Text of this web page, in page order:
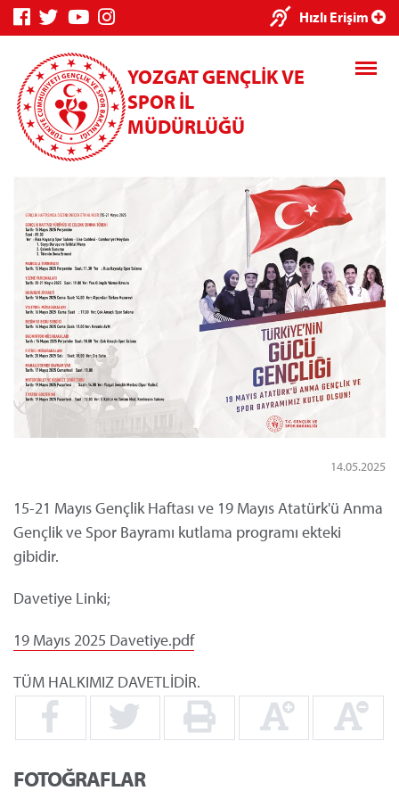
Hızlı Erişim
YOZGAT GENÇLİK VE
SPOR İL
MÜDÜRLÜĞÜ
14.05.2025
15-21 Mayıs Gençlik Haftası ve 19 Mayıs Atatürk'ü Anma
Gençlik ve Spor Bayramı kutlama programı ekteki
gibidir.
Davetiye Linki;
19 Mayıs 2025 Davetiye.pdf
TÜM HALKIMIZ DAVETLİDİR.
FOTOĞRAFLAR
×
Sistemi
Kredi/Yurt
İşlemleri
Kredi/Yurt E-
Ödeme